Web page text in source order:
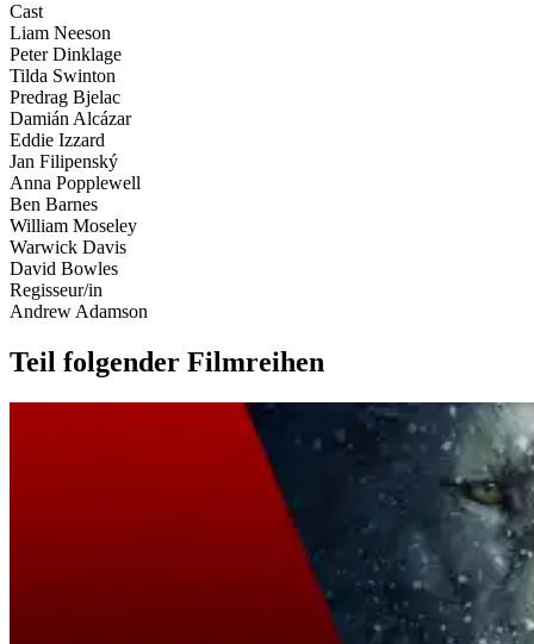
Cast
Liam Neeson
Peter Dinklage
Tilda Swinton
Predrag Bjelac
Damián Alcázar
Eddie Izzard
Jan Filipenský
Anna Popplewell
Ben Barnes
William Moseley
Warwick Davis
David Bowles
Regisseur/in
Andrew Adamson
Teil folgender Filmreihen